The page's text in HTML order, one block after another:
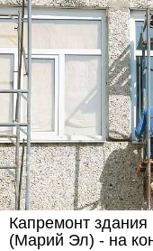
Капремонт
(Марий Эл) - на